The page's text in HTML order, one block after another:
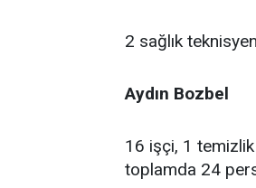
2 sağlık
Aydın Bozbel
16 işçi, 1
toplamda 24